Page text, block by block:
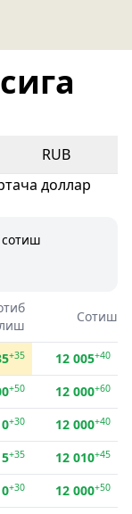
RUB
доллар
Сотиш
+35 12 005+40
+50 12 000+60
+30 12 000+40
+35 12 010+45
+30 12 000+50